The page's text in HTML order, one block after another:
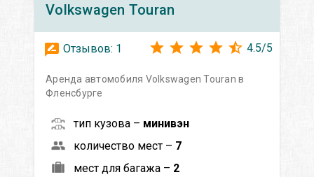
Volkswagen Touran
Отзывов: 1 4.5/5
Аренда автомобиля Volkswagen Touran в
Фленсбурге
тип кузова – минивэн
количество мест – 7
мест для багажа – 2